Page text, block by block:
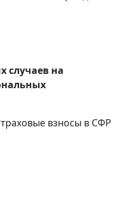
случаев на
взносы в СФР